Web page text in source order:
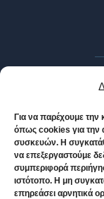
Για να παρέχουμε την
όπως cookies για την
συσκευών. Η
να επεξεργαστούμε
συμπεριφορά
ιστότοπο. Η μη
επηρεάσει αρνητικά
Πρώην